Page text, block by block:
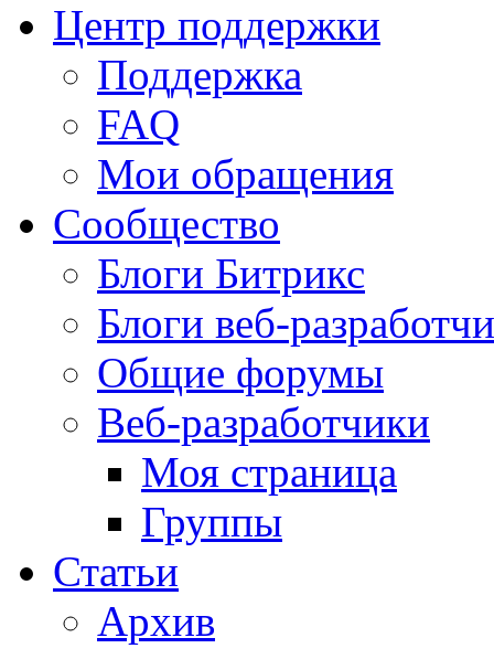
Центр поддержки
Поддержка
FAQ
Мои обращения
Сообщество
Блоги Битрикс
Блоги веб-
Общие форумы
Веб-разработчики
Моя страница
Группы
Статьи
Архив